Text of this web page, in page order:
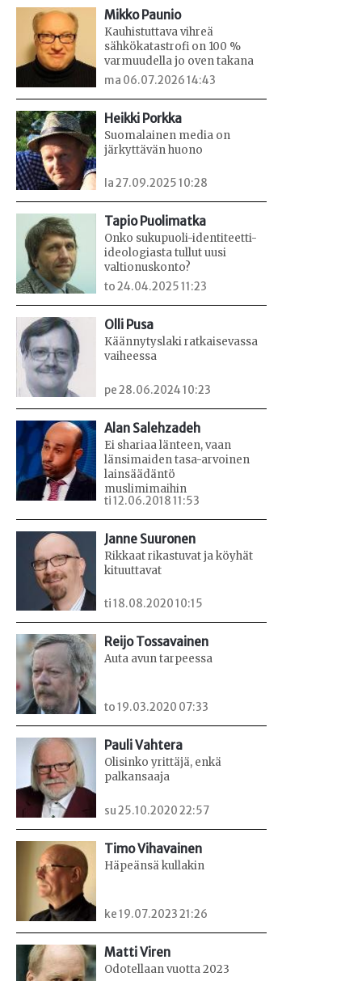
Mikko Paunio
Kauhistuttava vihreä
sähkökatastrofi on 100 %
varmuudella jo oven takana
ma 06.07.2026 14:43
Heikki Porkka
Suomalainen media on
järkyttävän huono
la 27.09.2025 10:28
Tapio Puolimatka
Onko sukupuoli-identiteetti-
ideologiasta tullut uusi
valtionuskonto?
to 24.04.2025 11:23
Olli Pusa
Käännytyslaki ratkaisevassa
vaiheessa
pe 28.06.2024 10:23
Alan Salehzadeh
Ei shariaa länteen, vaan
länsimaiden tasa-arvoinen
lainsäädäntö
muslimimaihin
ti 12.06.2018 11:53
Janne Suuronen
Rikkaat rikastuvat ja köyhät
kituuttavat
ti 18.08.2020 10:15
Reijo Tossavainen
Auta avun tarpeessa
to 19.03.2020 07:33
Pauli Vahtera
Olisinko yrittäjä, enkä
palkansaaja
su 25.10.2020 22:57
Timo Vihavainen
Häpeänsä kullakin
ke 19.07.2023 21:26
Matti Viren
Odotellaan vuotta 2023